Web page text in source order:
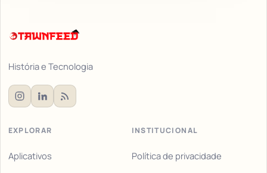
História e Tecnologia
EXPLORAR
Aplicativos
INSTITUCIONAL
Política de privacidade